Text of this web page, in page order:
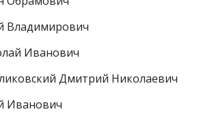
Владимирович
Иванович
Дмитрий Николаевич
Иванович